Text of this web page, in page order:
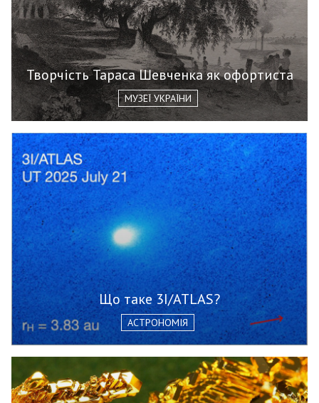
Творчість Тараса Шевченка як офортиста
МУЗЕЇ УКРАЇНИ
Що таке 3I/ATLAS?
АСТРОНОМІЯ